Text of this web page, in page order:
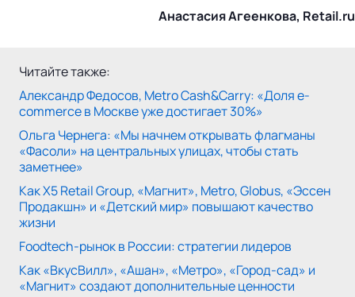
Анастасия Агеенкова, Retail.ru
Читайте также:
Александр Федосов, Metro Cash&Carry: «Доля e-
commerce в Москве уже достигает 30%»
Ольга Чернега: «Мы начнем открывать флагманы
«Фасоли» на центральных улицах, чтобы стать
заметнее»
Как X5 Retail Group, «Магнит», Metro, Globus, «Эссен
Продакшн» и «Детский мир» повышают качество
жизни
Foodtech-рынок в России: стратегии лидеров
Как «ВкусВилл», «Ашан», «Метро», «Город-сад» и
«Магнит» создают дополнительные ценности